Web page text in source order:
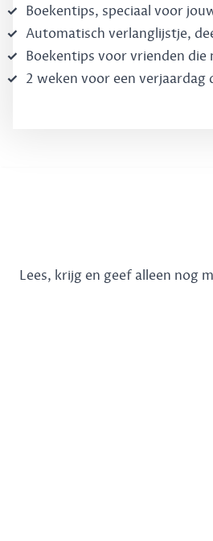
Boekentips, speciaal voor
Automatisch verlanglijstje,
Boekentips voor vrienden die
2 weken voor een verjaardag
Lees, krijg en geef alleen nog